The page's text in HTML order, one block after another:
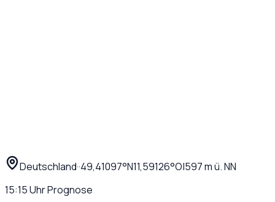
Deutschland··49,41097°N11,59126°O|597m ü. NN
15:15UhrPrognose